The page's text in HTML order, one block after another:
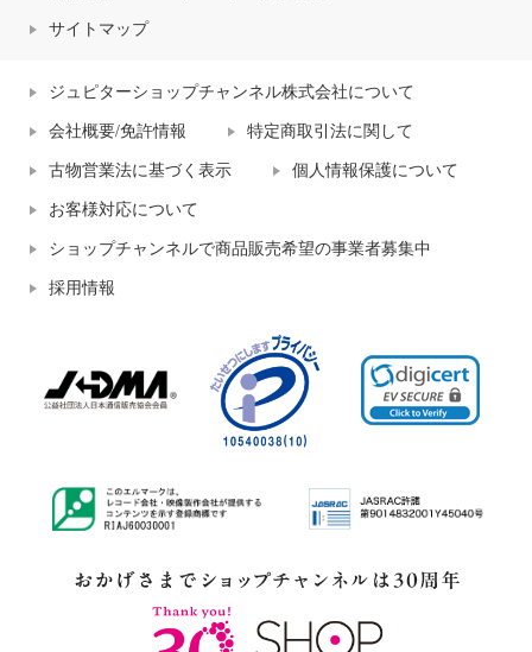
サイトマップ
ジュピターショップチャンネル株式会社について
会社概要/免許情報 特定商取引法に関して
古物営業法に基づく表示 個人情報保護について
お客様対応について
ショップチャンネルで商品販売希望の事業者募集中
採用情報